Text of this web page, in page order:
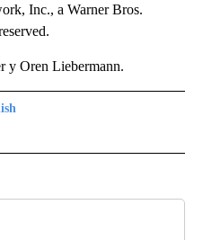
Inc., a Warner Bros.
y Oren Liebermann.
TO RECEIVE NOTIFICATIONS ABOUT